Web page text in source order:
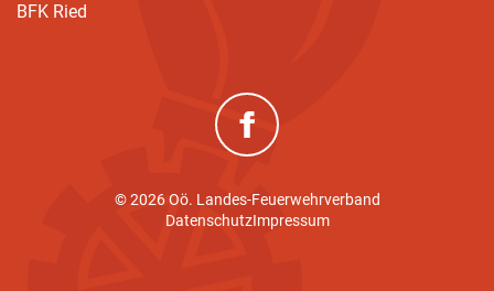
BFK Ried
(neues Fenster)
© 2026 Oö. Landes-Feuerwehrverband
DatenschutzImpressum